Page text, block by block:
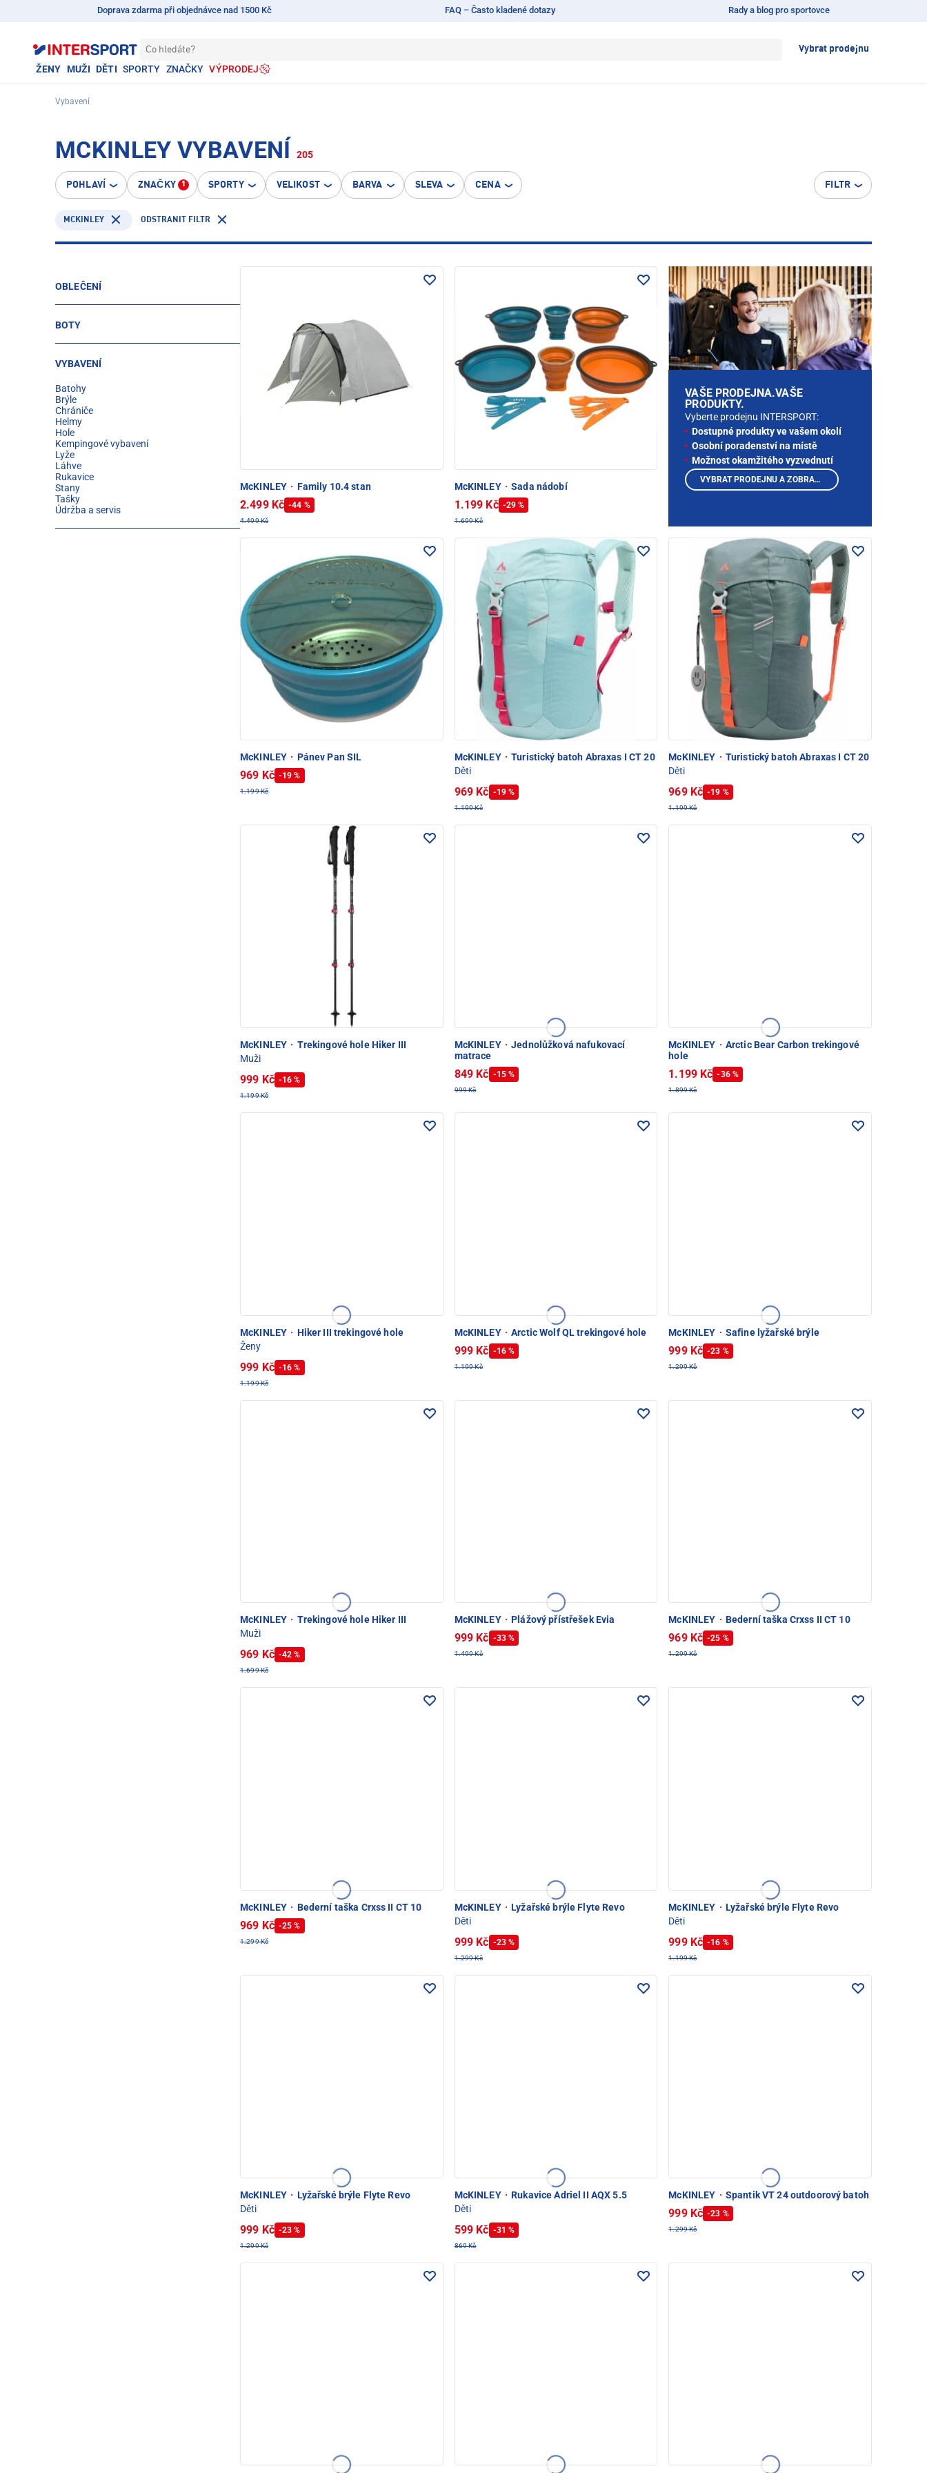
Doprava zdarma při objednávce nad 1500 Kč FAQ – Často kladené dotazy Rady a blog pro sportovce
Co hledáte? Vybrat prodejnu
ŽENY MUŽI DĚTI SPORTY ZNAČKY VÝPRODEJ
Vybavení
MCKINLEY VYBAVENÍ 205
POHLAVÍ ZNAČKY 1 SPORTY VELIKOST BARVA SLEVA CENA FILTR
MCKINLEY ODSTRANIT FILTR
OBLEČENÍ
BOTY
VYBAVENÍ
Batohy
Brýle
Chrániče
Helmy
Hole
Kempingové vybavení
Lyže
Láhve
Rukavice
Stany
Tašky
Údržba a servis
McKINLEY · Family 10.4 stan
2.499 Kč -44 %
4.499 Kč
McKINLEY · Sada nádobí
1.199 Kč -29 %
1.699 Kč
McKINLEY · Pánev Pan SIL
969 Kč -19 %
1.199 Kč
McKINLEY · Turistický batoh Abraxas I CT 20
Děti
969 Kč -19 %
1.199 Kč
McKINLEY · Turistický batoh Abraxas I CT 20
Děti
969 Kč -19 %
1.199 Kč
McKINLEY · Trekingové hole Hiker III
Muži
999 Kč -16 %
1.199 Kč
McKINLEY · Jednolůžková nafukovací
matrace
849 Kč -15 %
999 Kč
McKINLEY · Arctic Bear Carbon trekingové
hole
1.199 Kč -36 %
1.899 Kč
McKINLEY · Hiker III trekingové hole
Ženy
999 Kč -16 %
1.199 Kč
McKINLEY · Arctic Wolf QL trekingové hole
999 Kč -16 %
1.199 Kč
McKINLEY · Safine lyžařské brýle
999 Kč -23 %
1.299 Kč
McKINLEY · Trekingové hole Hiker III
Muži
969 Kč -42 %
1.699 Kč
McKINLEY · Plážový přístřešek Evia
999 Kč -33 %
1.499 Kč
McKINLEY · Bederní taška Crxss II CT 10
969 Kč -25 %
1.299 Kč
McKINLEY · Bederní taška Crxss II CT 10
969 Kč -25 %
1.299 Kč
McKINLEY · Lyžařské brýle Flyte Revo
Děti
999 Kč -23 %
1.299 Kč
McKINLEY · Lyžařské brýle Flyte Revo
Děti
999 Kč -16 %
1.199 Kč
McKINLEY · Lyžařské brýle Flyte Revo
Děti
999 Kč -23 %
1.299 Kč
McKINLEY · Rukavice Adriel II AQX 5.5
Děti
599 Kč -31 %
869 Kč
McKINLEY · Spantik VT 24 outdoorový batoh
999 Kč -23 %
1.299 Kč
VAŠE PRODEJNA.VAŠE
PRODUKTY.
Vyberte prodejnu INTERSPORT:
Dostupné produkty ve vašem okolí
Osobní poradenství na místě
Možnost okamžitého vyzvednutí
VYBRAT PRODEJNU A ZOBRAZIT PRODUKTY